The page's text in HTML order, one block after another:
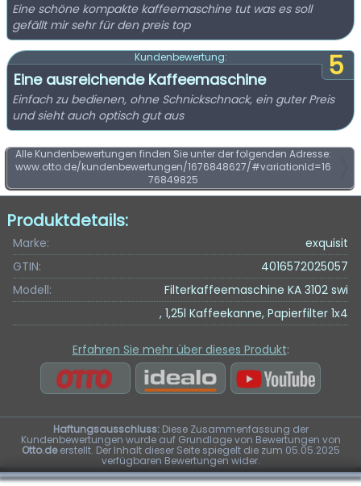
Eine schöne kompakte kaffeemaschine tut was es soll
gefällt mir sehr für den preis top
5
Kundenbewertung:
Eine ausreichende Kaffeemaschine
Einfach zu bedienen, ohne Schnickschnack, ein guter Preis
und sieht auch optisch gut aus
Alle Kundenbewertungen finden Sie unter der folgenden Adresse:
www.otto.de/kundenbewertungen/1676848627/#variationId=16
76849825
Produktdetails:
Marke:
exquisit
GTIN:
4016572025057
Modell:
Filterkaffeemaschine KA 3102 swi
, 1,25l Kaffeekanne, Papierfilter 1x4
Erfahren Sie mehr über dieses Produkt:
Haftungsausschluss:Diese Zusammenfassung der
Kundenbewertungen wurde auf Grundlage von Bewertungen von
Otto.deerstellt. Der Inhalt dieser Seite spiegelt die zum 05.05.2025
verfügbaren Bewertungen wider.